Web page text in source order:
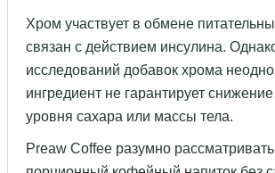
Хром участвует в обмене
связан с действием инсулина.
исследований добавок хрома
ингредиент не гарантирует
уровня сахара или массы тела.
Preaw Coffee разумно рассматривать